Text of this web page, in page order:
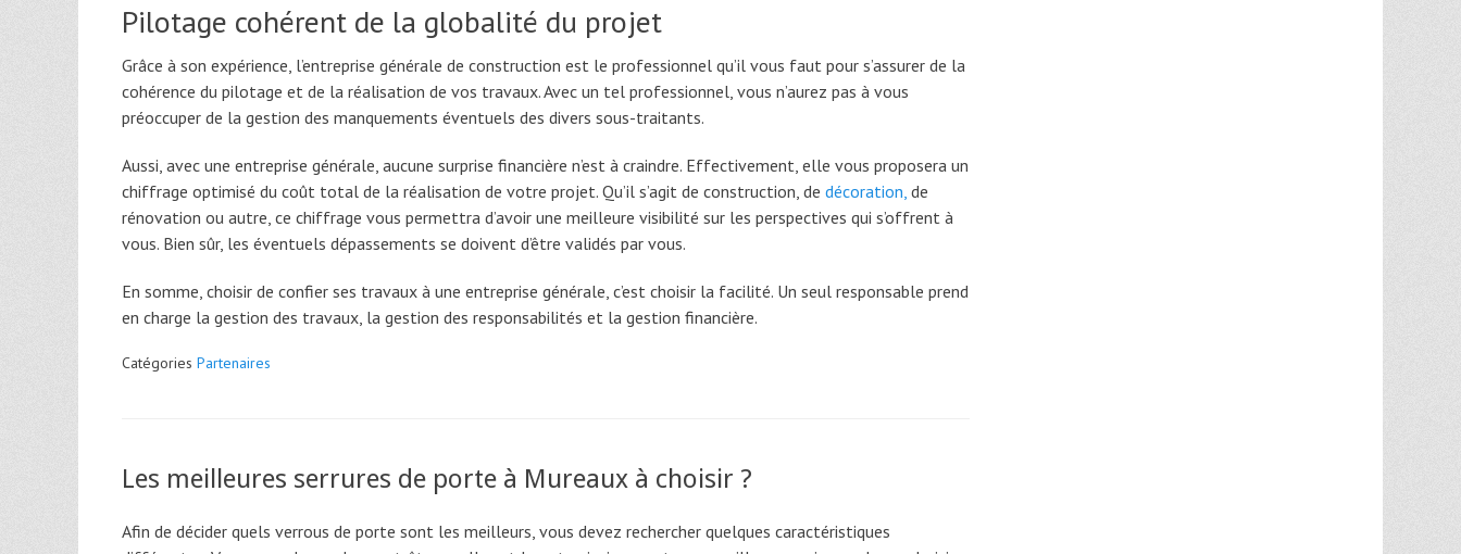
Pilotage cohérent de la globalité du projet
Grâce à son expérience, l’entreprise générale de construction est le professionnel qu’il vous faut pour s’assurer de la
cohérence du pilotage et de la réalisation de vos travaux. Avec un tel professionnel, vous n’aurez pas à vous
préoccuper de la gestion des manquements éventuels des divers sous-traitants.
Aussi, avec une entreprise générale, aucune surprise financière n’est à craindre. Effectivement, elle vous proposera un
chiffrage optimisé du coût total de la réalisation de votre projet. Qu’il s’agit de construction, de décoration, de
rénovation ou autre, ce chiffrage vous permettra d’avoir une meilleure visibilité sur les perspectives qui s’offrent à
vous. Bien sûr, les éventuels dépassements se doivent d’être validés par vous.
En somme, choisir de confier ses travaux à une entreprise générale, c’est choisir la facilité. Un seul responsable prend
en charge la gestion des travaux, la gestion des responsabilités et la gestion financière.
Catégories Partenaires
Les meilleures serrures de porte à Mureaux à choisir ?
Afin de décider quels verrous de porte sont les meilleurs, vous devez rechercher quelques caractéristiques